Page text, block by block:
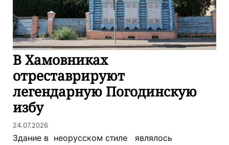
В Хамовниках
отреставрируют
легендарную Погодинскую
избу
24.07.2026
Здание в неорусском стиле являлось